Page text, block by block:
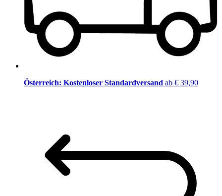
Österreich: Kostenloser Standardversand ab € 39,90